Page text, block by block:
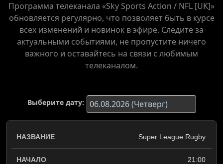
Программа телеканала «Sky Sports Action / NFL [UK]»
обновляется регулярно, что позволяет быть в курсе
всех изменений и новинок в эфире. Следите за
актуальными событиями, не пропустите ничего
важного и оставайтесь на связи с любимым
телеканалом.
Выберите дату:
Super League Rugby
21:00